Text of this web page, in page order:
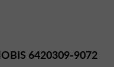
6420309-9072